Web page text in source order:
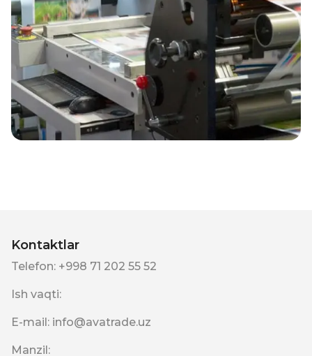
Kontaktlar
Telefon: +998 71 202 55 52
Ish vaqti:
E-mail: info@avatrade.uz
Manzil: